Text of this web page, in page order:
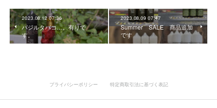
2023.08.12 07:36
バジルタバコ…。有りで
す。
2023.08.09 07:47
Summer SALE 商品追加
です
プライバシーポリシー 特定商取引法に基づく表記